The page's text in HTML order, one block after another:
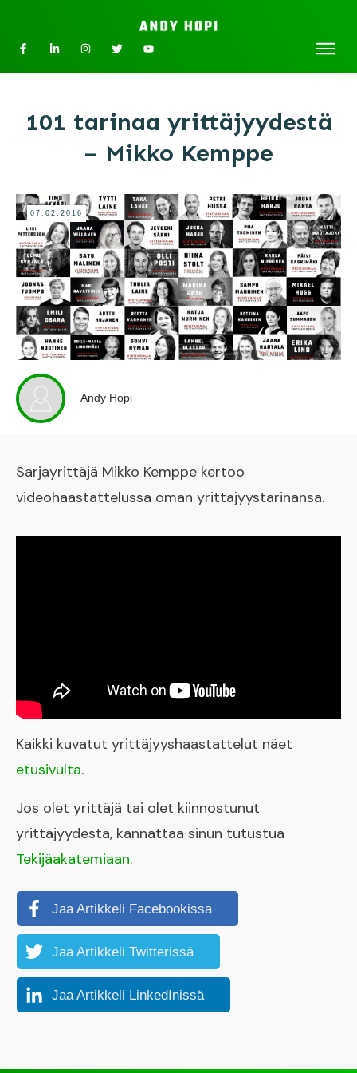
101 tarinaa yrittäjyydestä
– Mikko Kemppe
07.02.2016
Andy Hopi
Sarjayrittäjä Mikko Kemppe kertoo
videohaastattelussa oman yrittäjyystarinansa.
Kaikki kuvatut yrittäjyyshaastattelut näet
etusivulta.
Jos olet yrittäjä tai olet kiinnostunut
yrittäjyydestä, kannattaa sinun tutustua
Tekijäakatemiaan.
Jaa Artikkeli Facebookissa
Jaa Artikkeli Twitterissä
Jaa Artikkeli LinkedInissä